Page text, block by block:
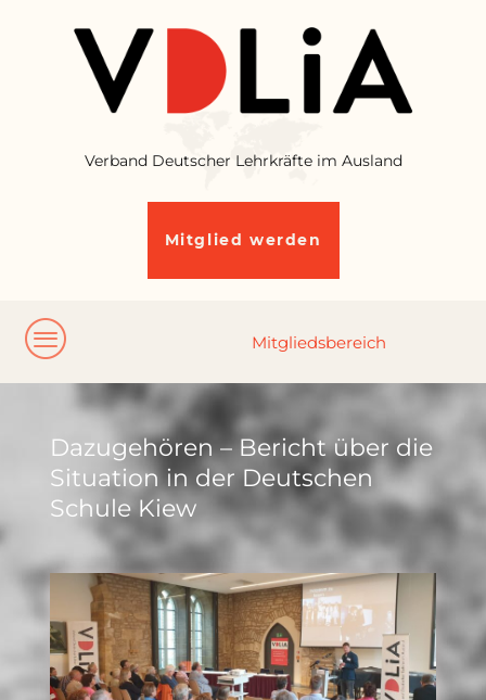
Verband Deutscher Lehrkräfte im Ausland
Mitglied werden
Dazugehören – Bericht über die
Situation in der Deutschen
Schule Kiew